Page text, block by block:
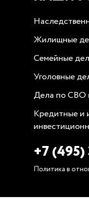
Жилищные
Семейные
Уголовные
Дела по СВО
Кредитные и
+7
Политика в